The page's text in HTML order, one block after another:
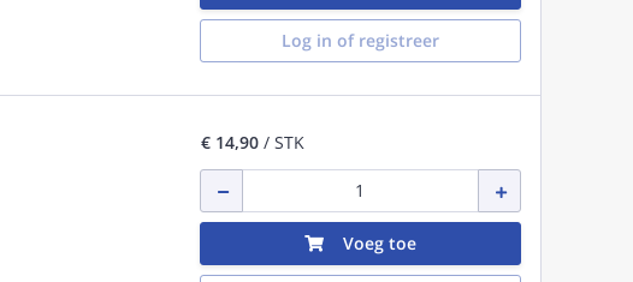
Log in of registreer
€ 14,90/ STK
Voeg toe